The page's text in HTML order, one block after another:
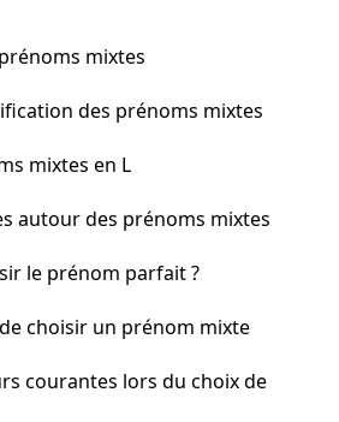
mixtes
des prénoms mixtes
mixtes en L
autour des prénoms mixtes
le prénom parfait ?
choisir un prénom mixte
courantes lors du choix de